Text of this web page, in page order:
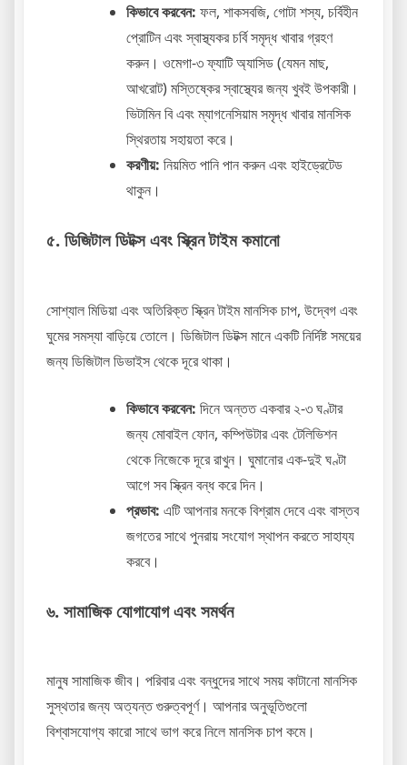
কিভাবে করবেন: ফল, শাকসবজি, গোটা শস্য, চর্বিহীন
প্রোটিন এবং স্বাস্থ্যকর চর্বি সমৃদ্ধ খাবার গ্রহণ
করুন। ওমেগা-৩ ফ্যাটি অ্যাসিড (যেমন মাছ,
আখরোট) মস্তিষ্কের স্বাস্থ্যের জন্য খুবই উপকারী।
ভিটামিন বি এবং ম্যাগনেসিয়াম সমৃদ্ধ খাবার মানসিক
স্থিরতায় সহায়তা করে।
করণীয়: নিয়মিত পানি পান করুন এবং হাইড্রেটেড
থাকুন।
৫. ডিজিটাল ডিটক্স এবং স্ক্রিন টাইম কমানো
সোশ্যাল মিডিয়া এবং অতিরিক্ত স্ক্রিন টাইম মানসিক চাপ, উদ্বেগ এবং
ঘুমের সমস্যা বাড়িয়ে তোলে। ডিজিটাল ডিটক্স মানে একটি নির্দিষ্ট সময়ের
জন্য ডিজিটাল ডিভাইস থেকে দূরে থাকা।
কিভাবে করবেন: দিনে অন্তত একবার ২-৩ ঘণ্টার
জন্য মোবাইল ফোন, কম্পিউটার এবং টেলিভিশন
থেকে নিজেকে দূরে রাখুন। ঘুমানোর এক-দুই ঘণ্টা
আগে সব স্ক্রিন বন্ধ করে দিন।
প্রভাব: এটি আপনার মনকে বিশ্রাম দেবে এবং বাস্তব
জগতের সাথে পুনরায় সংযোগ স্থাপন করতে সাহায্য
করবে।
৬. সামাজিক যোগাযোগ এবং সমর্থন
মানুষ সামাজিক জীব। পরিবার এবং বন্ধুদের সাথে সময় কাটানো মানসিক
সুস্থতার জন্য অত্যন্ত গুরুত্বপূর্ণ। আপনার অনুভূতিগুলো
বিশ্বাসযোগ্য কারো সাথে ভাগ করে নিলে মানসিক চাপ কমে।